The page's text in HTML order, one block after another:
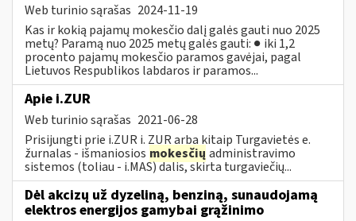
Web turinio sąrašas 2024-11-19
Kas ir kokią pajamų mokesčio dalį galės gauti nuo 2025
metų? Paramą nuo 2025 metų galės gauti: ● iki 1,2
procento pajamų mokesčio paramos gavėjai, pagal
Lietuvos Respublikos labdaros ir paramos...
Apie i.ZUR
Web turinio sąrašas 2021-06-28
Prisijungti prie i.ZUR i. ZUR arba kitaip Turgavietės e.
žurnalas - išmaniosios mokesčių administravimo
sistemos (toliau - i.MAS) dalis, skirta turgaviečių...
Dėl akcizų už dyzeliną, benziną, sunaudojamą
elektros energijos gamybai grąžinimo